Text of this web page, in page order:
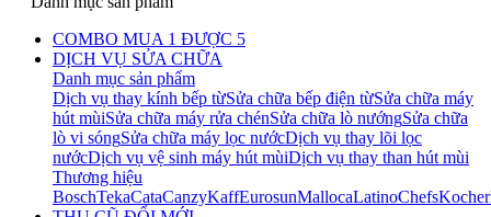
COMBO MUA 1 ĐƯỢC 5
DỊCH VỤ SỬA CHỮA
Danh mục sản phẩm
Dịch vụ thay kính bếp từSửa chữa bếp điện từSửa chữa máy
hút mùiSửa chữa máy rửa chénSửa chữa lò nướngSửa chữa
lò vi sóngSửa chữa máy lọc nướcDịch vụ thay lõi lọc
nướcDịch vụ vệ sinh máy hút mùiDịch vụ thay than hút mùi
Thương hiệu
BoschTekaCataCanzyKaffEurosunMallocaLatinoChefsKocher